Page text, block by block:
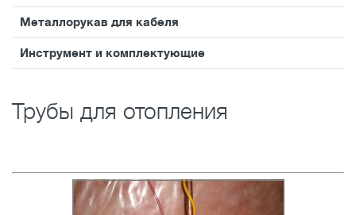
Металлорукав для кабеля
Инструмент и комплектующие
Трубы для отопления